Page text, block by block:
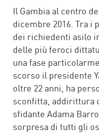
Il Gambia al centro
dicembre 2016. Tra i
dei richiedenti asilo
delle più feroci
una fase
scorso il presidente
oltre 22 anni, ha
sconfitta, addirittura
sfidante Adama
sorpresa di tutti gli